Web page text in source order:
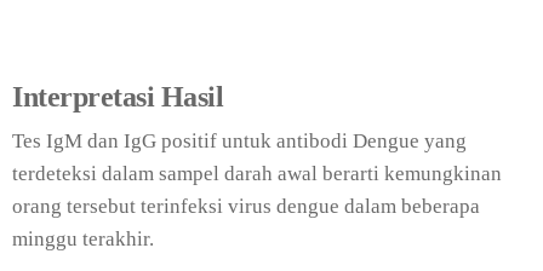
Interpretasi Hasil
Tes IgM dan IgG positif untuk antibodi Dengue yang
terdeteksi dalam sampel darah awal berarti kemungkinan
orang tersebut terinfeksi virus dengue dalam beberapa
minggu terakhir.